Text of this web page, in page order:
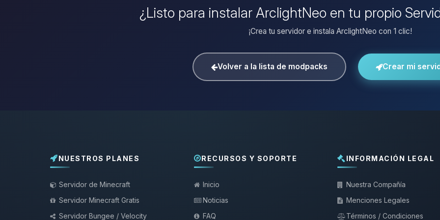
¿Listo para instalar ArclightNeo en tu propio
¡Crea tu servidor e instala ArclightNeo con 1 clic!
Volver a la lista de modpacks Crear mi
NUESTROS PLANES
Servidor de Minecraft
Servidor Minecraft Gratis
Servidor Bungee / Velocity
RECURSOS Y SOPORTE
Inicio
Noticias
FAQ
INFORMACIÓN LEGAL
Nuestra Compañía
Menciones Legales
Términos / Condiciones